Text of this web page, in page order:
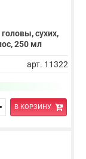
сухих,
250 мл
арт. 11322
В КОРЗИНУ